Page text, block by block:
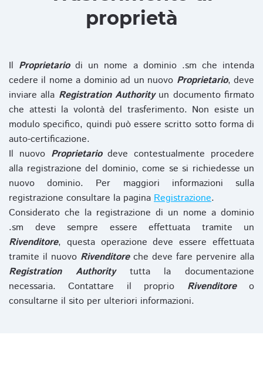
proprietà
Il Proprietariodi un nome a dominio .sm che intenda
cedere il nome a dominio ad un nuovo Proprietario, deve
inviare alla Registration Authorityun documento firmato
che attesti la volontà del trasferimento. Non esiste un
modulo specifico, quindi può essere scritto sotto forma di
auto-certificazione.
Il nuovo Proprietariodeve contestualmente procedere
alla registrazione del dominio, come se si richiedesse un
nuovo dominio. Per maggiori informazioni sulla
registrazione consultare la pagina Registrazione.
Considerato che la registrazione di un nome a dominio
.sm deve sempre essere effettuata tramite un
Rivenditore, questa operazione deve essere effettuata
tramite il nuovo Rivenditoreche deve fare pervenire alla
Registration Authoritytutta la documentazione
necessaria. Contattare il proprio Rivenditoreo
consultarne il sito per ulteriori informazioni.